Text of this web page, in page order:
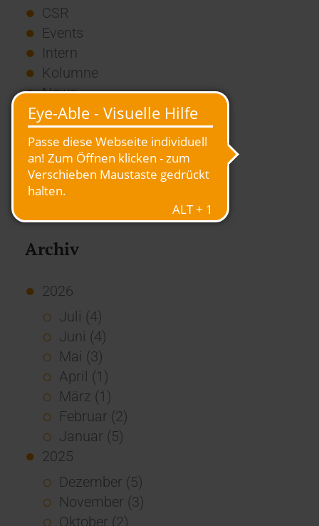
CSR
Events
Intern
Kolumne
News
Overview
Presse
Report
Standard Echo
Stories
Archiv
2026
Juli (4)
Juni (4)
Mai (3)
April (1)
März (1)
Februar (2)
Januar (5)
2025
Dezember (5)
November (3)
Oktober (2)